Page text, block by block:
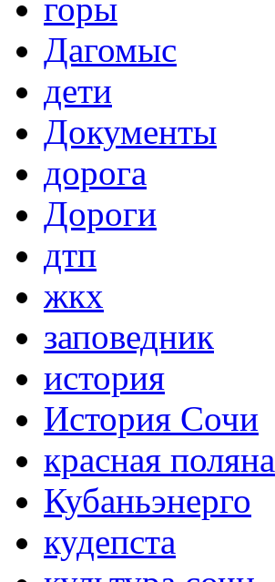
горы
Дагомыс
дети
Документы
дорога
Дороги
дтп
жкх
заповедник
история
История Сочи
красная поляна
Кубаньэнерго
кудепста